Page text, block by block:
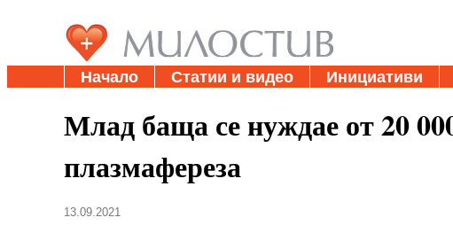
Начало Статии и видео Инициативи
Млад баща се нуждае от 20
плазмафереза
13.09.2021